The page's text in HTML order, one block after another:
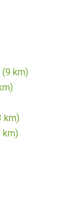
km)
km)